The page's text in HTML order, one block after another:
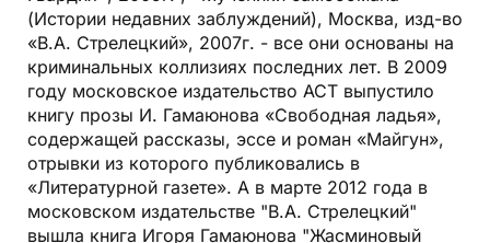
(Истории недавних заблуждений), Москва, изд-во
«В.А. Стрелецкий», 2007г. - все они основаны на
криминальных коллизиях последних лет. В 2009
году московское издательство АСТ выпустило
книгу прозы И. Гамаюнова «Свободная ладья»,
содержащей рассказы, эссе и роман «Майгун»,
отрывки из которого публиковались в
«Литературной газете». А в марте 2012 года в
московском издательстве "В.А. Стрелецкий"
вышла книга Игоря Гамаюнова "Жасминовый